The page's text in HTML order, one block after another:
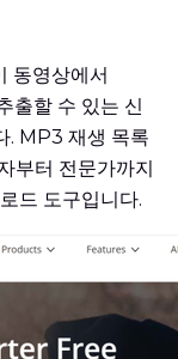
동영상에서
출할 수 있는 신
. MP3 재생 목록
부터 전문가까지
드 도구입니다.